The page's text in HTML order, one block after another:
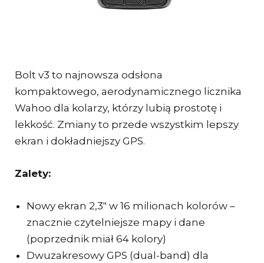
Bolt v3 to najnowsza odsłona
kompaktowego, aerodynamicznego licznika
Wahoo dla kolarzy, którzy lubią prostotę i
lekkość. Zmiany to przede wszystkim lepszy
ekran i dokładniejszy GPS.
Zalety:
Nowy ekran 2,3″ w 16 milionach kolorów –
znacznie czytelniejsze mapy i dane
(poprzednik miał 64 kolory)
Dwuzakresowy GPS (dual-band) dla